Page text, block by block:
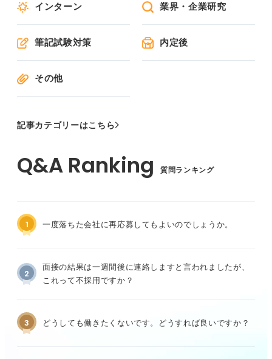
インターン 業界・企業研究
筆記試験対策 内定後
その他
記事カテゴリーはこちら
質問ランキング
1 一度落ちた会社に再応募してもよいのでしょうか。
2
面接の結果は一週間後に連絡しますと言われましたが、
これって不採用ですか？
3 どうしても働きたくないです。どうすれば良いですか？